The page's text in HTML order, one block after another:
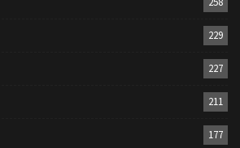
229
227
211
177